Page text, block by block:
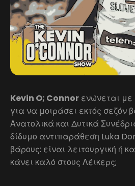
Kevin O; Connor ενώνεται
για να μοιράσει εκτός σεζόν
Ανατολικά και Δυτικά
δίδυμο αντιπαράθεση Luka
βάρους: είναι λειτουργική ή
κάνει καλό στους Λέικερς;